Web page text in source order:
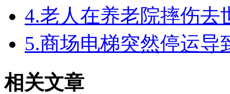
4.老人在养老院摔伤去
5.商场电梯突然停运
相关文章